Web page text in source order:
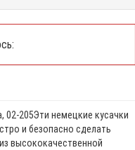
02-205Эти немецкие кусачки
и безопасно сделать
высококачественной